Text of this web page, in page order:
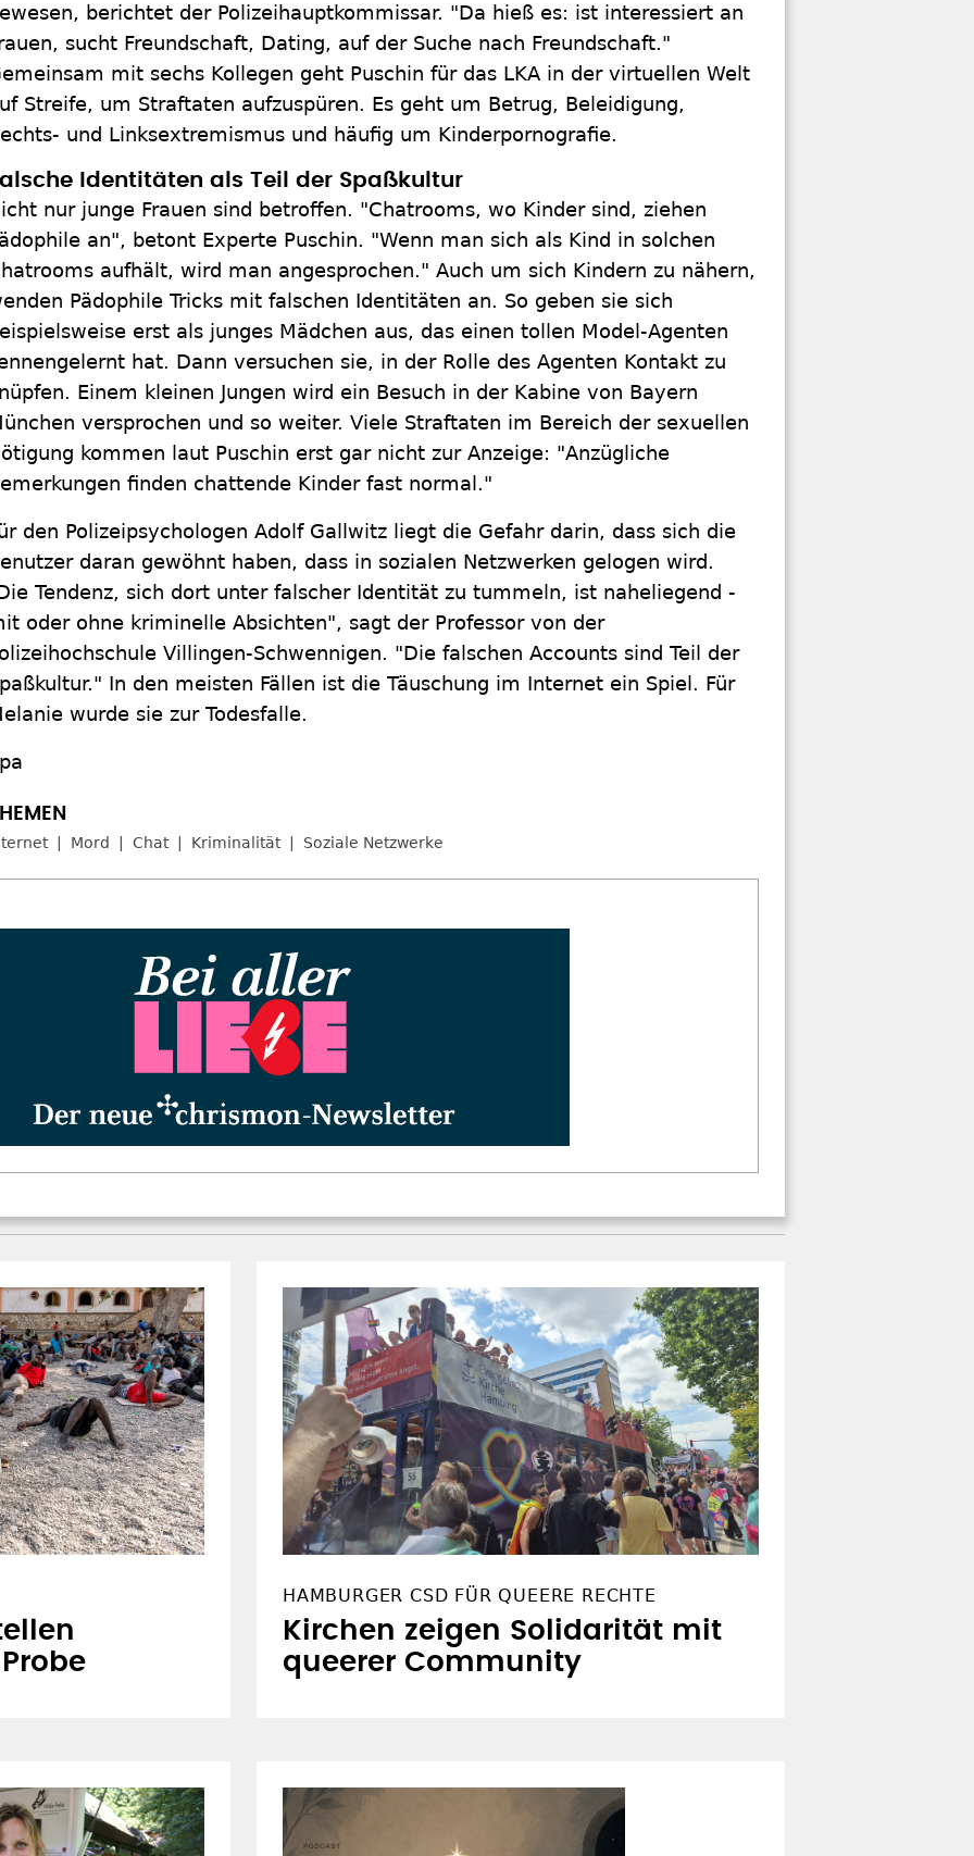
berichtet der Polizeihauptkommissar. "Da hieß es: ist interessiert an
sucht Freundschaft, Dating, auf der Suche nach Freundschaft."
mit sechs Kollegen geht Puschin für das LKA in der virtuellen Welt
Streife, um Straftaten aufzuspüren. Es geht um Betrug, Beleidigung,
und Linksextremismus und häufig um Kinderpornografie.
Identitäten als Teil der Spaßkultur
nur junge Frauen sind betroffen. "Chatrooms, wo Kinder sind, ziehen
an", betont Experte Puschin. "Wenn man sich als Kind in solchen
aufhält, wird man angesprochen." Auch um sich Kindern zu nähern,
Pädophile Tricks mit falschen Identitäten an. So geben sie sich
erst als junges Mädchen aus, das einen tollen Model-Agenten
hat. Dann versuchen sie, in der Rolle des Agenten Kontakt zu
Einem kleinen Jungen wird ein Besuch in der Kabine von Bayern
versprochen und so weiter. Viele Straftaten im Bereich der sexuellen
kommen laut Puschin erst gar nicht zur Anzeige: "Anzügliche
finden chattende Kinder fast normal."
den Polizeipsychologen Adolf Gallwitz liegt die Gefahr darin, dass sich die
daran gewöhnt haben, dass in sozialen Netzwerken gelogen wird.
Tendenz, sich dort unter falscher Identität zu tummeln, ist naheliegend -
oder ohne kriminelle Absichten", sagt der Professor von der
Villingen-Schwennigen. "Die falschen Accounts sind Teil der
In den meisten Fällen ist die Täuschung im Internet ein Spiel. Für
wurde sie zur Todesfalle.
Mord Chat Kriminalität Soziale Netzwerke
HAMBURGER CSD FÜR QUEERE RECHTE
Kirchen zeigen Solidarität mit
queerer Community